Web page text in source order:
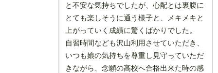
と不安な気持ちでしたが、心配とは裏腹に
とても楽しそうに通う様子と、メキメキと
上がっていく成績に驚くばかりでした。
自習時間なども沢山利用させていただき、
いつも娘の気持ちを尊重し見守っていただ
きながら、念願の高校へ合格出来た時の感